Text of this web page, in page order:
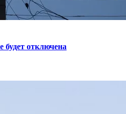
будет отключена